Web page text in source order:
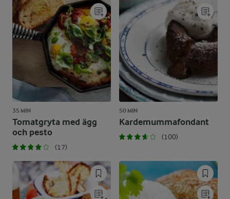
35 MIN
Tomatgryta med ägg
och pesto
(17)
50 MIN
Kardemummafondant
(100)